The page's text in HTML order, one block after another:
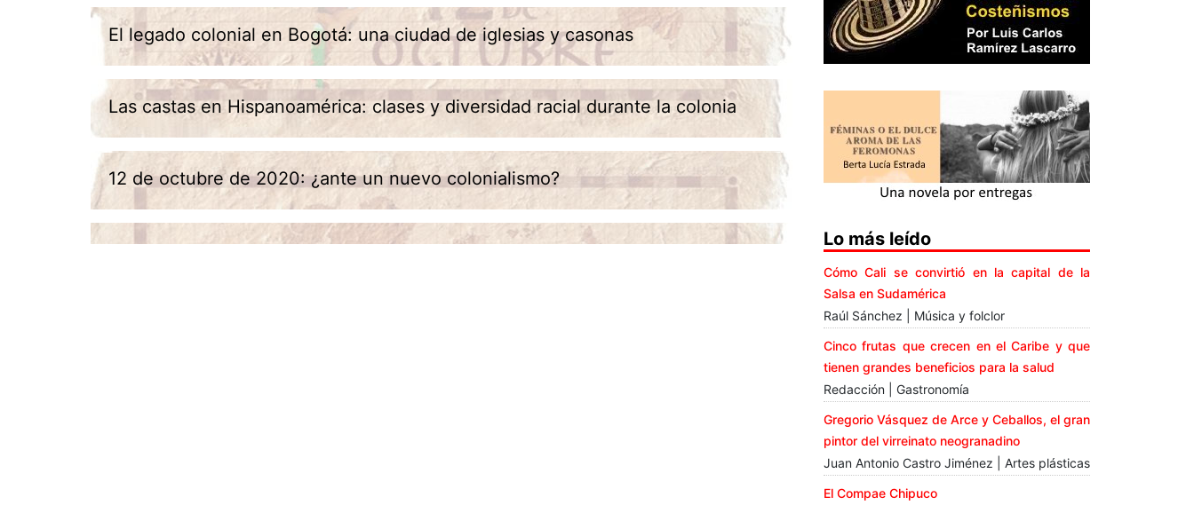
El legado colonial en Bogotá: una ciudad de iglesias y casonas
Las castas en Hispanoamérica: clases y diversidad racial durante la colonia
12 de octubre de 2020: ¿ante un nuevo colonialismo?
Lo más leído
Cómo Cali se convirtió en la capital de la
Salsa en Sudamérica
Raúl Sánchez | Música y folclor
Cinco frutas que crecen en el Caribe y que
tienen grandes beneficios para la salud
Redacción | Gastronomía
Gregorio Vásquez de Arce y Ceballos, el gran
pintor del virreinato neogranadino
Juan Antonio Castro Jiménez | Artes plásticas
El Compae Chipuco